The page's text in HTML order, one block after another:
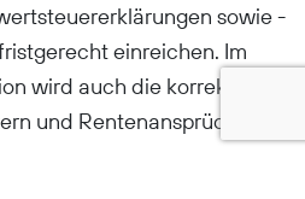
sowie -
einreichen. Im
wird auch die korrekte
und Rentenansprüchen